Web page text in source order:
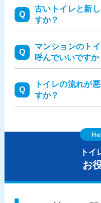
古いトイレと新
すか？
マンションのト
呼んでいいですか
トイレの流れが
すか？
トイ
お